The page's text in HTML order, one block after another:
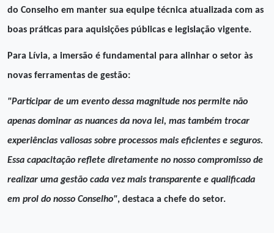
do Conselho em manter sua equipe técnica atualizada com as
boas práticas para aquisições públicas e legislação vigente.
Para Lívia, a imersão é fundamental para alinhar o setor às
novas ferramentas de gestão:
"Participar de um evento dessa magnitude nos permite não
apenas dominar as nuances da nova lei, mas também trocar
experiências valiosas sobre processos mais eficientes e seguros.
Essa capacitação reflete diretamente no nosso compromisso de
realizar uma gestão cada vez mais transparente e qualificada
em prol do nosso Conselho", destaca a chefe do setor.